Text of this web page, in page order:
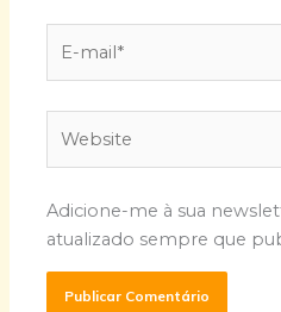
mail*
Adicione-me à sua
atualizado sempre que